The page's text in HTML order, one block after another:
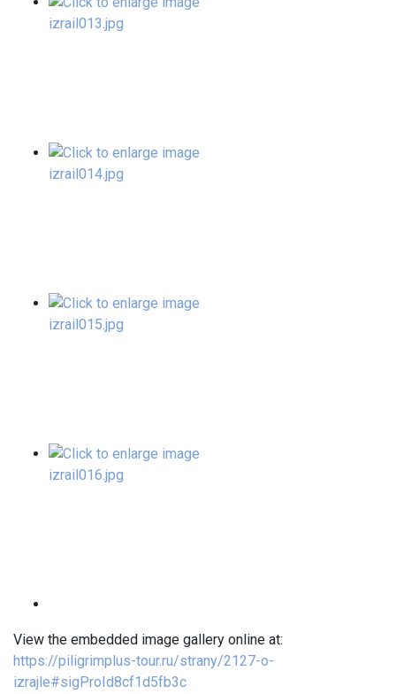
View the embedded image gallery online at:
https://piligrimplus-tour.ru/strany/2127-o-
izrajle#sigProId8cf1d5fb3c